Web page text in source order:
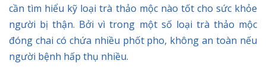
cần tìm hiểu kỹ loại trà thảo mộc nào tốt cho sức khỏe
người bị thận. Bởi vì trong một số loại trà thảo mộc
đóng chai có chứa nhiều phốt pho, không an toàn nếu
người bệnh hấp thụ nhiều.